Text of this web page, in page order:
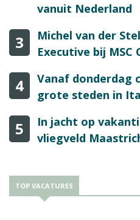
vanuit Nederland
3
Michel van der
Executive bij MSC
4
Vanaf donderdag
grote steden in
5
In jacht op
vliegveld
TOP VACATURES